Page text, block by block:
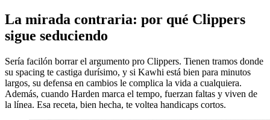
La mirada contraria: por qué Clippers
sigue seduciendo
Sería facilón borrar el argumento pro Clippers. Tienen tramos donde
su spacing te castiga durísimo, y si Kawhi está bien para minutos
largos, su defensa en cambios le complica la vida a cualquiera.
Además, cuando Harden marca el tempo, fuerzan faltas y viven de
la línea. Esa receta, bien hecha, te voltea handicaps cortos.